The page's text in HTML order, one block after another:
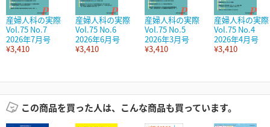
産婦人科の実際
Vol.75 No.7
2026年7月号
¥3,410
産婦人科の実際
Vol.75 No.6
2026年6月号
¥3,410
産婦人科の実際
Vol.75 No.5
2026年3月号
¥3,410
産婦人科の実際
Vol.75 No.4
2026年4月号
¥3,410
この商品を買った人は、こんな商品も買っています。